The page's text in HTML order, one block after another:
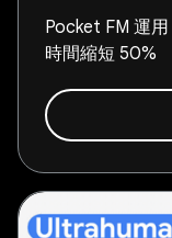
Pocket FM 運
時間縮短 50%